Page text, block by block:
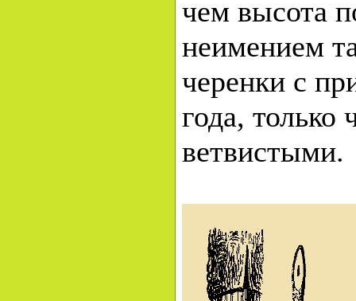
чем высота
неимением
черенки с
года,
ветвистыми.